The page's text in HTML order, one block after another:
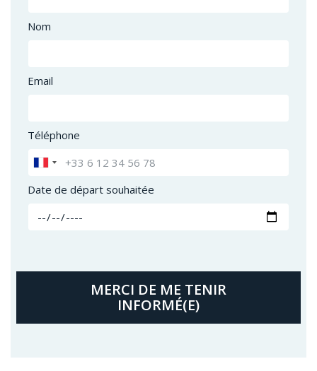
Nom
Email
Téléphone
Date de départ souhaitée
MERCI DE ME TENIR
INFORMÉ(E)